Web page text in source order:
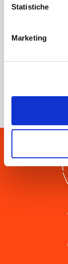
Statistiche
Marketing
SOF